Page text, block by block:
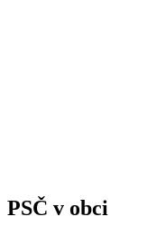
PSČ v obci